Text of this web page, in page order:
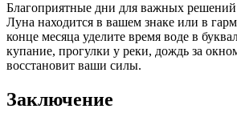
Благоприятные дни для важных
Луна находится в вашем знаке или в
конце месяца уделите время воде в
купание, прогулки у реки, дождь за
восстановит ваши силы.
Заключение